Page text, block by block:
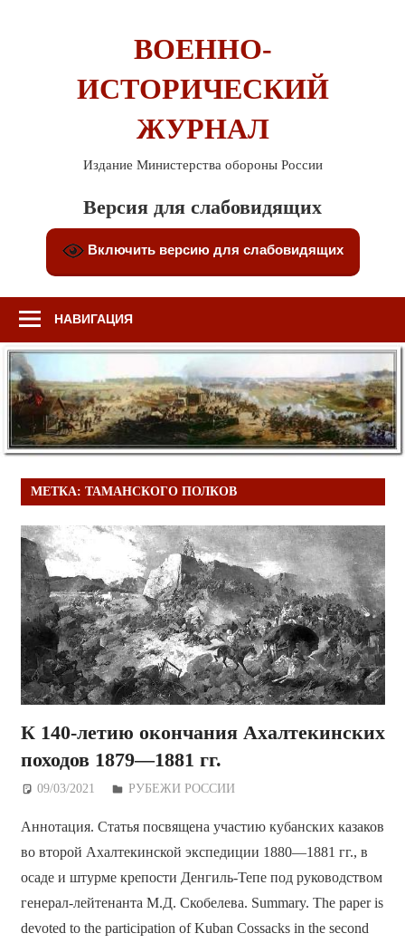
ВОЕННО-
ИСТОРИЧЕСКИЙ
ЖУРНАЛ
Издание Министерства обороны России
Версия для слабовидящих
Включить версию для слабовидящих
НАВИГАЦИЯ
МЕТКА: ТАМАНСКОГО ПОЛКОВ
К 140-летию окончания Ахалтекинских
походов 1879—1881 гг.
09/03/2021 Дежурный по Редакции
РУБЕЖИ РОССИИ
Аннотация. Статья посвящена участию кубанских казаков
во второй Ахалтекинской экспедиции 1880—1881 гг., в
осаде и штурме крепости Денгиль-Тепе под руководством
генерал-лейтенанта М.Д. Скобелева. Summary. The paper is
devoted to the participation of Kuban Cossacks in the second